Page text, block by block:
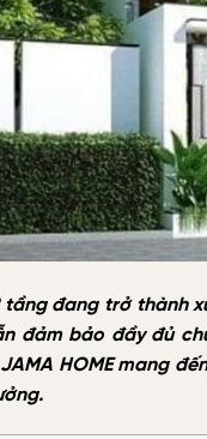
đang trở thành
đảm bảo đầy đủ
HOME mang